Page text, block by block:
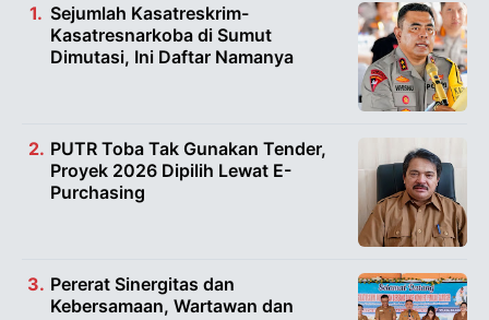
Sejumlah Kasatreskrim-
Kasatresnarkoba di Sumut
Dimutasi, Ini Daftar Namanya
PUTR Toba Tak Gunakan Tender,
Proyek 2026 Dipilih Lewat E-
Purchasing
Pererat Sinergitas dan
Kebersamaan, Wartawan dan